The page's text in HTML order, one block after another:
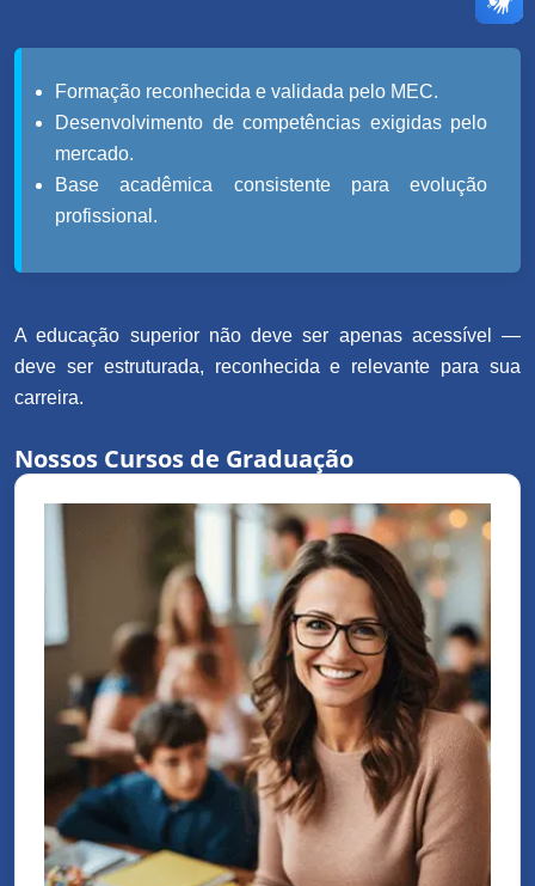
Formação reconhecida e validada pelo MEC.
Desenvolvimento de competências exigidas pelo
mercado.
Base acadêmica consistente para evolução
profissional.
A educação superior não deve ser apenas acessível —
deve ser estruturada, reconhecida e relevante para sua
carreira.
Nossos Cursos de Graduação